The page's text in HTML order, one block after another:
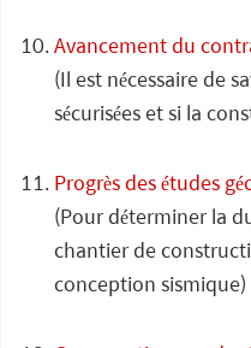
Avancement du
(Il est nécessaire de
sécurisées et si la
Progrès des études
(Pour déterminer la
chantier de
conception sismique)